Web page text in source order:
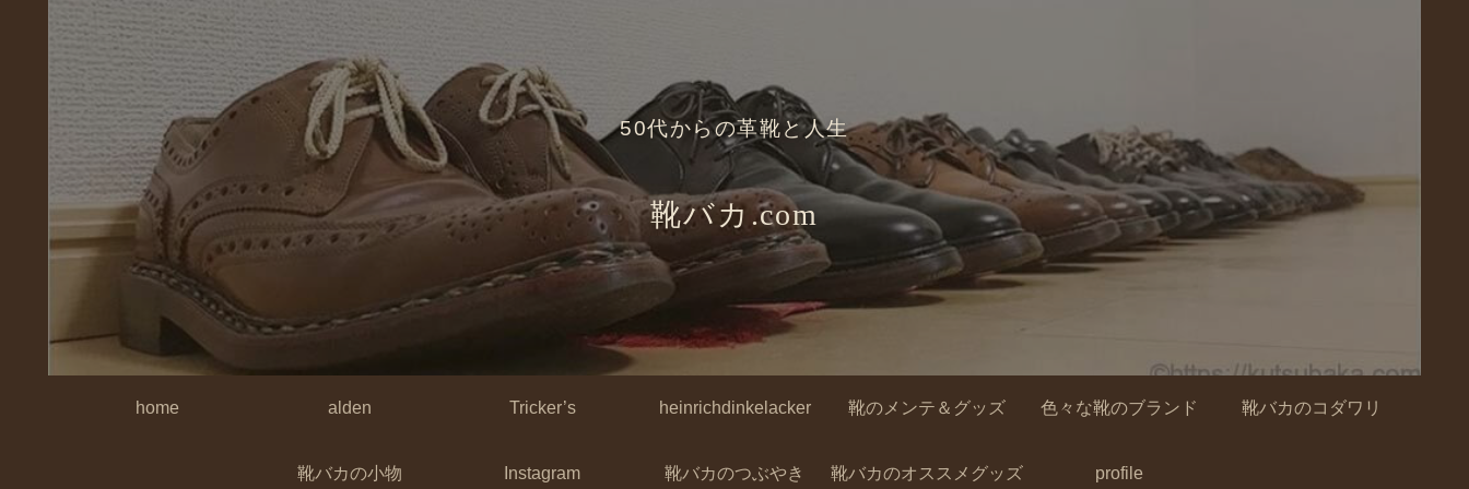
50代からの革靴と人生
靴バカ.com
home alden Tricker’s heinrichdinkelacker 靴のメンテ＆グッズ 色々な靴のブランド 靴バカのコダワリ
靴バカの小物 Instagram 靴バカのつぶやき 靴バカのオススメグッズ profile